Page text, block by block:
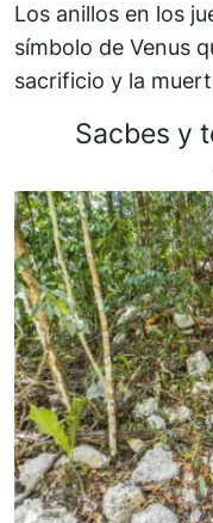
Los anillos en los
símbolo de Venus
sacrificio y la
Sacbes y